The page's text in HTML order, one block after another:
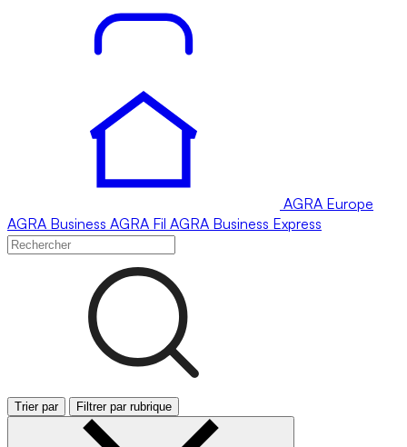
AGRA Europe
AGRA Business AGRA Fil AGRA Business Express
Trier par Filtrer par rubrique